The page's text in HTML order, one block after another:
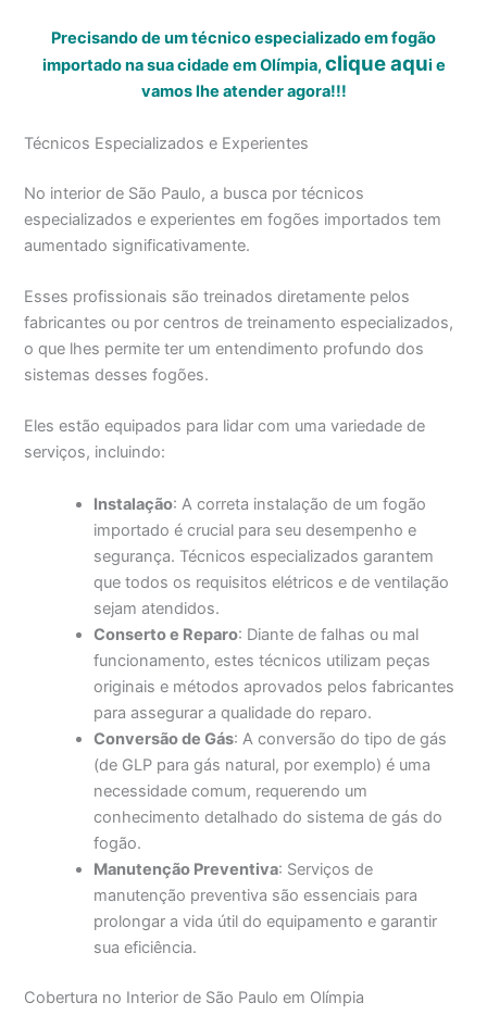
Precisando de um técnico especializado em fogão
importado na sua cidade em Olímpia,clique aqui e
vamos lhe atender agora!!!
Técnicos Especializados e Experientes
No interior de São Paulo, a busca por técnicos
especializados e experientes em fogões importados tem
aumentado significativamente.
Esses profissionais são treinados diretamente pelos
fabricantes ou por centros de treinamento especializados,
o que lhes permite ter um entendimento profundo dos
sistemas desses fogões.
Eles estão equipados para lidar com uma variedade de
serviços, incluindo:
Instalação: A correta instalação de um fogão
importado é crucial para seu desempenho e
segurança. Técnicos especializados garantem
que todos os requisitos elétricos e de ventilação
sejam atendidos.
Conserto e Reparo: Diante de falhas ou mal
funcionamento, estes técnicos utilizam peças
originais e métodos aprovados pelos fabricantes
para assegurar a qualidade do reparo.
Conversão de Gás: A conversão do tipo de gás
(de GLP para gás natural, por exemplo) é uma
necessidade comum, requerendo um
conhecimento detalhado do sistema de gás do
fogão.
Manutenção Preventiva: Serviços de
manutenção preventiva são essenciais para
prolongar a vida útil do equipamento e garantir
sua eficiência.
Cobertura no Interior de São Paulo em Olímpia